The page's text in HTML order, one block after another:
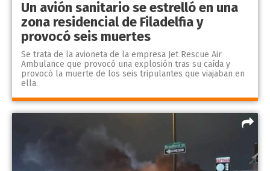
Un avión sanitario se estrelló en una
zona residencial de Filadelfia y
provocó seis muertes
Se trata de la avioneta de la empresa Jet Rescue Air
Ambulance que provocó una explosión tras su caída y
provocó la muerte de los seis tripulantes que viajaban en
ella.